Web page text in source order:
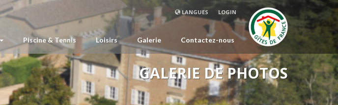
LANGUES LOGIN
Piscine & Tennis Loisirs Galerie Contactez-nous
GALERIE DE PHOTOS